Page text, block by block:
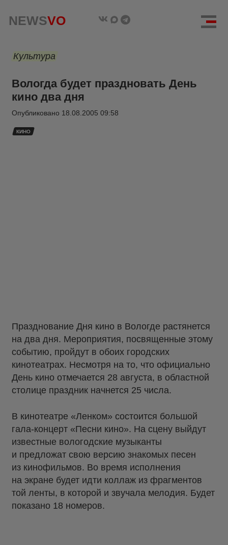
NEWSVO
Культура
Вологда будет праздновать День
кино два дня
Опубликовано 18.08.2005 09:58
КИНО
Празднование Дня кино в Вологде растянется
на два дня. Мероприятия, посвященные этому
событию, пройдут в обоих городских
кинотеатрах. Несмотря на то, что официально
День кино отмечается 28 августа, в областной
столице праздник начнется 25 числа.
В кинотеатре «Ленком» состоится большой
гала-концерт «Песни кино». На сцену выйдут
известные вологодские музыканты
и предложат свою версию знакомых песен
из кинофильмов. Во время исполнения
на экране будет идти коллаж из фрагментов
той ленты, в которой и звучала мелодия. Будет
показано 18 номеров.